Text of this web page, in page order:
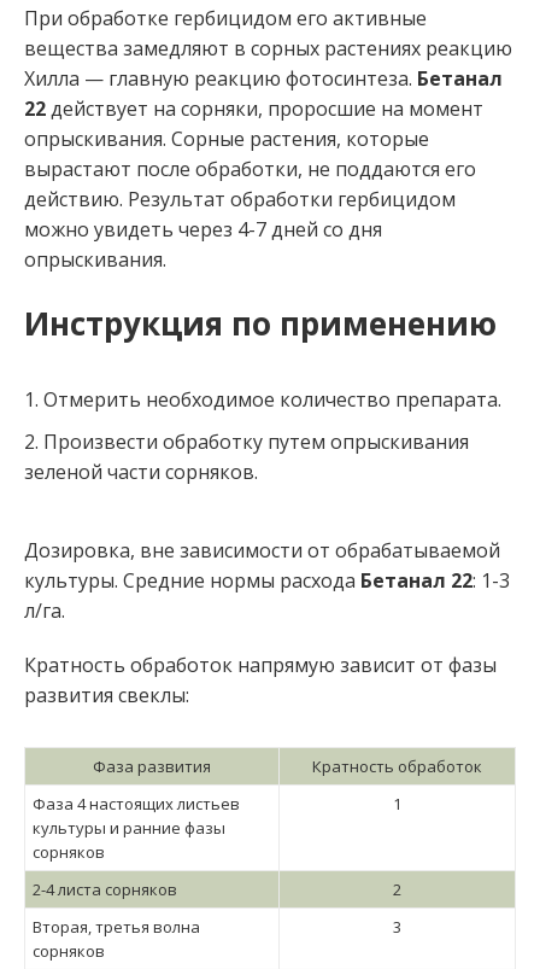
При обработке гербицидом его активные
вещества замедляют в сорных растениях реакцию
Хилла — главную реакцию фотосинтеза. Бетанал
22действует на сорняки, проросшие на момент
опрыскивания. Сорные растения, которые
вырастают после обработки, не поддаются его
действию. Результат обработки гербицидом
можно увидеть через 4-7 дней со дня
опрыскивания.
Инструкция по применению
Отмерить необходимое количество препарата.
Произвести обработку путем опрыскивания
зеленой части сорняков.
Дозировка, вне зависимости от обрабатываемой
культуры. Средние нормы расхода Бетанал 22: 1-3
л/га.
Кратность обработок напрямую зависит от фазы
развития свеклы:
Фаза развития
Кратность обработок
Фаза 4 настоящих листьев
культуры и ранние фазы
сорняков
1
2-4 листа сорняков
2
Вторая, третья волна
сорняков
3